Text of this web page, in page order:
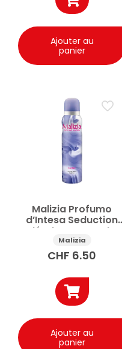
Ajouter au
panier
Malizia Profumo
d’Intesa Seduction
déodorant Purple
150ml
Malizia
CHF 6.50
Ajouter au
panier